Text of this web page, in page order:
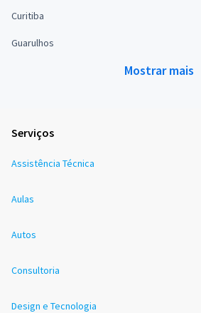
Curitiba
Guarulhos
Mostrar mais
Serviços
Assistência Técnica
Aulas
Autos
Consultoria
Design e Tecnologia